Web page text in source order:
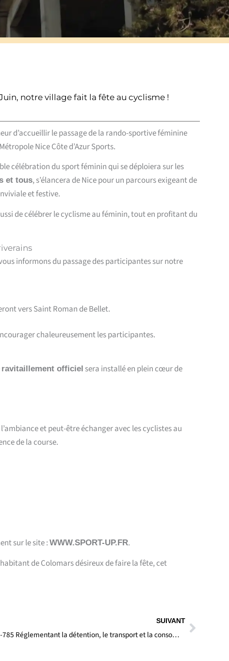
notre village fait la fête au cyclisme !
d’accueillir le passage de la rando-sportive féminine
Nice Côte d’Azur Sports.
célébration du sport féminin qui se déploiera sur les
et tous,s’élancera de Nice pour un parcours exigeant de
et festive.
de célébrer le cyclisme au féminin,tout en profitant du
informons du passage des participantes sur notre
vers Saint Roman de Bellet.
chaleureusement les participantes.
ravitaillement officiel sera installé en plein cœur de
et peut-être échanger avec les cyclistes au
de la course.
sur le site : WWW.SPORT-UP.FR.
de Colomars désireux de faire la fête,cet
SUIVANT
ARRÊTÉ PRÉFECTORAL N° 2026-785 Réglementant la détention, le transport et la consommation de protoxyde d’azote (N20) dans le département des Alpes-Maritimes